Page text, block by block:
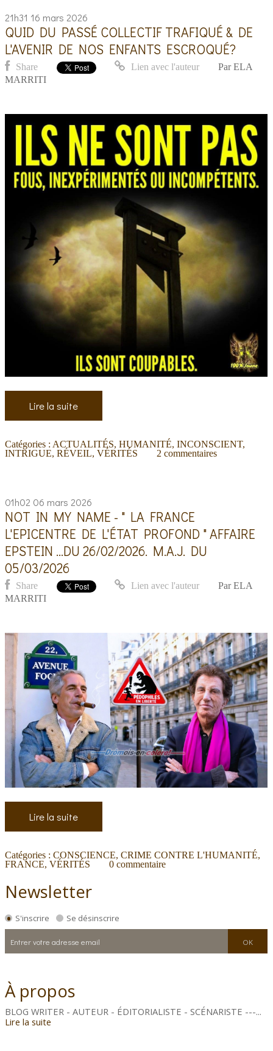
Newsletter
S'inscrire Se désinscrire
À propos
BLOG WRITER - AUTEUR - ÉDITORIALISTE - SCÉNARISTE ---...
Lire la suite
21h31 16 mars 2026
QUID DU PASSÉ COLLECTIF TRAFIQUÉ & DE
L'AVENIR DE NOS ENFANTS ESCROQUÉ?
Share Lien avec l'auteur Par ELA
MARRITI
Lire la suite
Catégories : ACTUALITÉS,HUMANITÉ,INCONSCIENT,
INTRIGUE,RÉVEIL,VÉRITÉS 2 commentaires
01h02 06 mars 2026
NOT IN MY NAME - " LA FRANCE
L'EPICENTRE DE L'ÉTAT PROFOND " AFFAIRE
EPSTEIN ...DU 26/02/2026. M.A.J. DU
05/03/2026
Share Lien avec l'auteur Par ELA
MARRITI
Lire la suite
Catégories :CONSCIENCE,CRIME CONTRE L'HUMANITÉ,
FRANCE,VÉRITÉS 0 commentaire